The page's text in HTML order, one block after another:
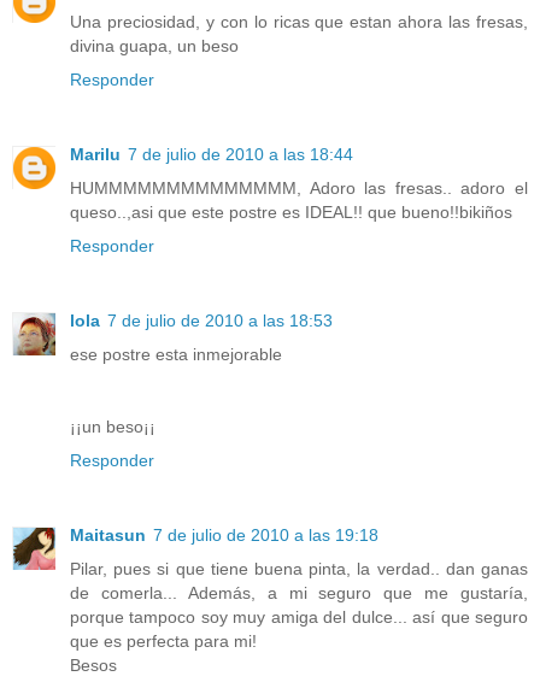
Una preciosidad, y con lo ricas que estan ahora las fresas,
divina guapa, un beso
Responder
Marilu 7 de julio de 2010 a las 18:44
HUMMMMMMMMMMMMMM, Adoro las fresas.. adoro el
queso..,asi que este postre es IDEAL!! que bueno!!bikiños
Responder
lola 7 de julio de 2010 a las 18:53
ese postre esta inmejorable
¡¡un beso¡¡
Responder
Maitasun 7 de julio de 2010 a las 19:18
Pilar, pues si que tiene buena pinta, la verdad.. dan ganas
de comerla... Además, a mi seguro que me gustaría,
porque tampoco soy muy amiga del dulce... así que seguro
que es perfecta para mi!
Besos